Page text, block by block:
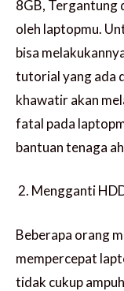
8GB, Tergantung
oleh laptopmu.
bisa
tutorial yang ada
khawatir akan
fatal pada
bantuan tenaga
Mengganti
Beberapa orang
mempercepat
tidak cukup